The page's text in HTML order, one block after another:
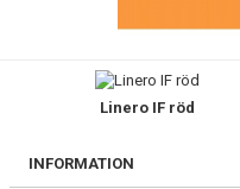
BILDGALLERI
Linero IF röd
INFORMATION